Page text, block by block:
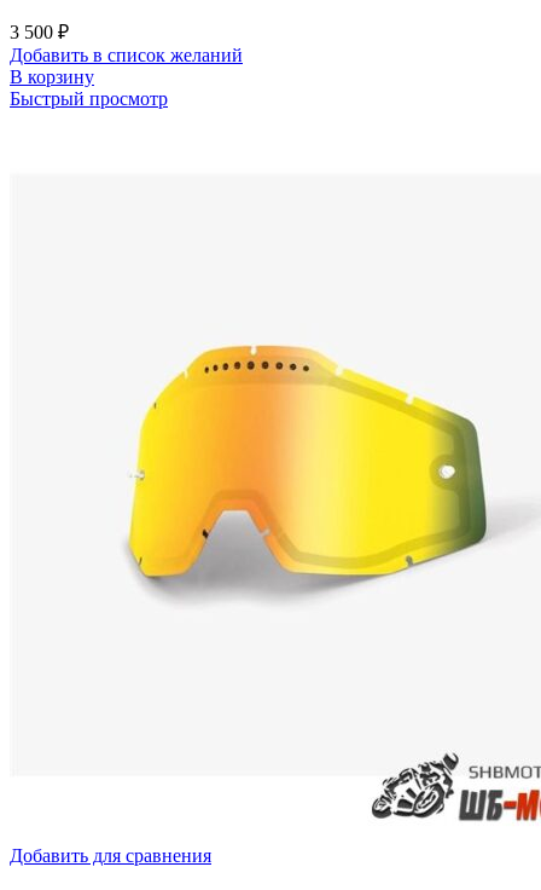
3 500 ₽
Добавить в список желаний
В корзину
Быстрый просмотр
Добавить для сравнения